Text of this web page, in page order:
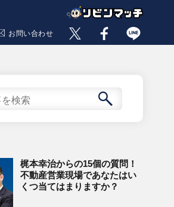
お問い合わせ
梶本幸治からの15個の質問！
不動産営業現場であなたはい
くつ当てはまりますか？